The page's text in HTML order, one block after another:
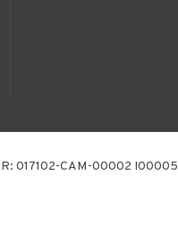
017102-CAM-00002 I00005